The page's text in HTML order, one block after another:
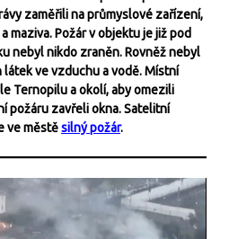
zaměřili na průmyslové zařízení,
maziva. Požár v objektu je již pod
nebyl nikdo zraněn. Rovněž nebyl
ve vzduchu a vodě. Místní
Ternopilu a okolí, aby omezili
požáru zavřeli okna. Satelitní
ve městěsilný požár.